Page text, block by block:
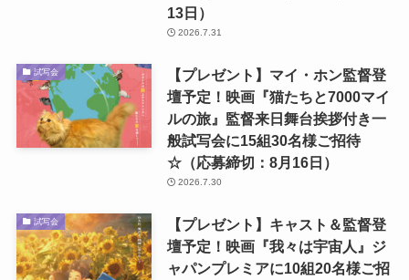
13日）
2026.7.31
試写会
【プレゼント】マイ・ホン監督登
壇予定！映画『猫たちと7000マイ
ルの旅』監督来日舞台挨拶付き一
般試写会に15組30名様ご招待
☆（応募締切：8月16日）
2026.7.30
試写会
【プレゼント】キャスト＆監督登
壇予定！映画『我々は宇宙人』ジ
ャパンプレミアに10組20名様ご招